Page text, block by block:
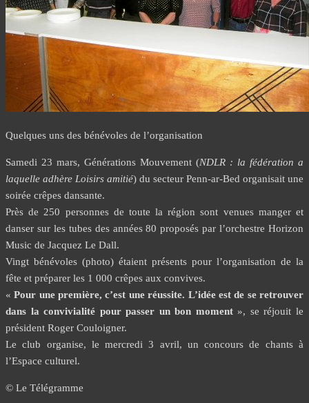
Quelques uns des bénévoles de l’organisation
Samedi 23 mars, Générations Mouvement (NDLR : la fédération a
laquelle adhère Loisirs amitié) du secteur Penn-ar-Bed organisait une
soirée crêpes dansante.
Près de 250 personnes de toute la région sont venues manger et
danser sur les tubes des années 80 proposés par l’orchestre Horizon
Music de Jacquez Le Dall.
Vingt bénévoles (photo) étaient présents pour l’organisation de la
fête et préparer les 1 000 crêpes aux convives.
«Pour une première, c’est une réussite. L’idée est de se retrouver
dans la convivialité pour passer un bon moment», se réjouit le
président Roger Couloigner.
Le club organise, le mercredi 3 avril, un concours de chants à
l’Espace culturel.
© Le Télégramme